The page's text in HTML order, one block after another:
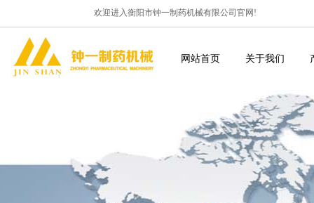
欢迎进入衡阳市钟一制药机械有限公司官网!
网站首页 关于我们